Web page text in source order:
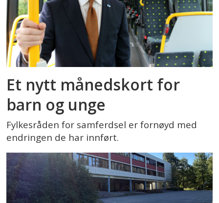
Et nytt månedskort for
barn og unge
Fylkesråden for samferdsel er fornøyd med
endringen de har innført.